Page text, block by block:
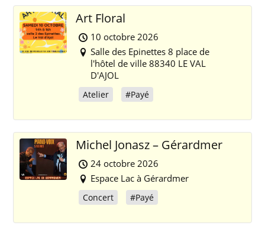
Art Floral
10 octobre 2026
Salle des Epinettes 8 place de
l'hôtel de ville 88340 LE VAL
D'AJOL
Atelier #Payé
Michel Jonasz – Gérardmer
24 octobre 2026
Espace Lac à Gérardmer
Concert #Payé